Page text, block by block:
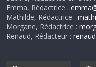
Emma, Rédactrice :
Mathilde, Rédactrice :
Morgane, Rédactrice :
Renaud, Rédacteur :